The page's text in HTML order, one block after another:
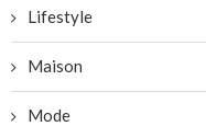
Lifestyle
Maison
Mode